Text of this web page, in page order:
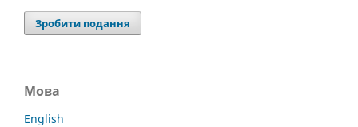
Зробити подання
Мова
English